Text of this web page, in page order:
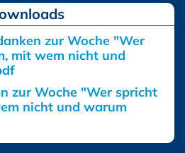
zur Woche "Wer
mit wem nicht und
zur Woche "Wer spricht
nicht und warum